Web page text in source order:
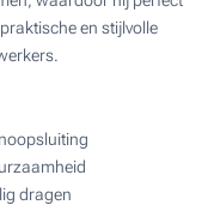
en stijlvolle
dragen